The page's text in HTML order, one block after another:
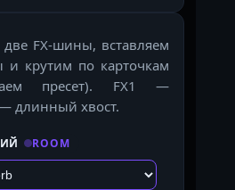
FX-шины, вставляем
и крутим по карточкам
пресет). FX1 —
длинный хвост.
ROOM